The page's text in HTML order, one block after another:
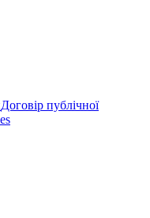
Договір публічної